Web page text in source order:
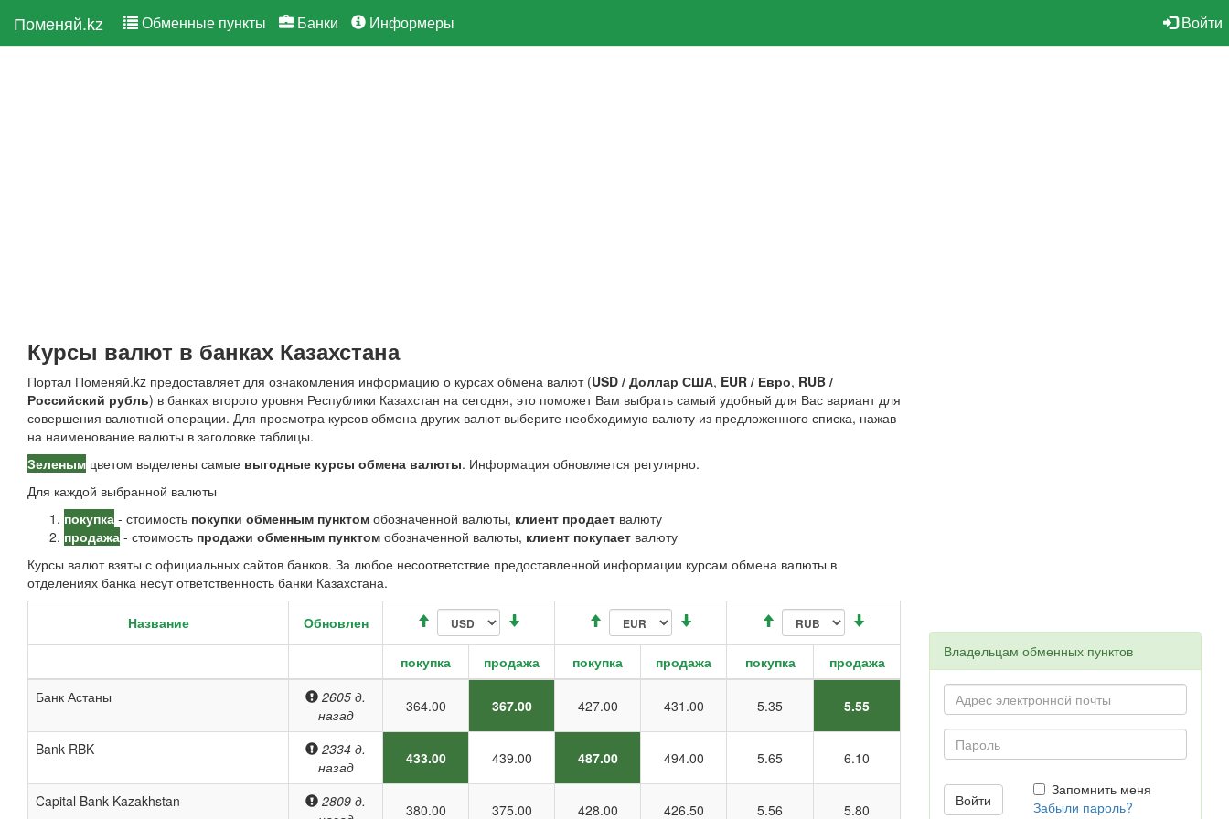
Поменяй.kz Обменные пункты Банки Информеры Войти
Курсы валют в банках Казахстана
Портал Поменяй.kz предоставляет для ознакомления информацию о курсах обмена валют (USD / Доллар США, EUR / Евро, RUB /
Российский рубль) в банках второго уровня Республики Казахстан на сегодня, это поможет Вам выбрать самый удобный для Вас вариант для
совершения валютной операции. Для просмотра курсов обмена других валют выберите необходимую валюту из предложенного списка, нажав
на наименование валюты в заголовке таблицы.
Зеленым цветом выделены самые выгодные курсы обмена валюты. Информация обновляется регулярно.
Для каждой выбранной валюты
покупка - стоимость покупки обменным пунктом обозначенной валюты, клиент продает валюту
продажа - стоимость продажи обменным пунктом обозначенной валюты, клиент покупает валюту
Курсы валют взяты с официальных сайтов банков. За любое несоответствие предоставленной информации курсам обмена валюты в
отделениях банка несут ответственность банки Казахстана.
Название Обновлен
покупка продажа покупка продажа покупка
продажа
Банк Астаны
2605 д.
назад
364.00 367.00 427.00 431.00 5.35 5.55
Bank RBK
2334 д.
назад
433.00 439.00 487.00 494.00 5.65 6.10
Capital Bank Kazakhstan
2809 д.
380.00 375.00 428.00 426.50 5.56 5.80
Владельцам обменных пунктов
Запомнить меня
Забыли пароль?